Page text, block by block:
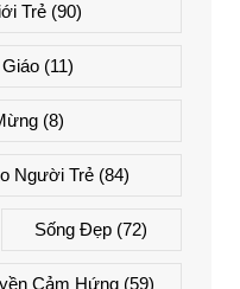
Trẻ (90)
(11)
(8)
Người Trẻ (84)
Sống Đẹp (72)
Cảm Hứng(59)